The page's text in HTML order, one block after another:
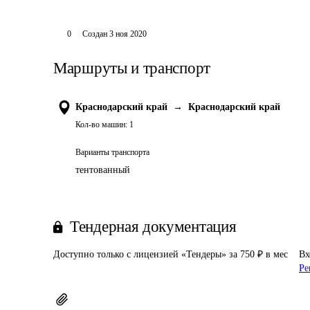
0 Создан 3 ноя 2020
Маршруты и транспорт
Краснодарский край → Краснодарский край
Кол-во машин: 1
Варианты транспорта
тентованный
Тендерная документация
Доступно только с лицензией «Тендеры» за 750 ₽ в мес